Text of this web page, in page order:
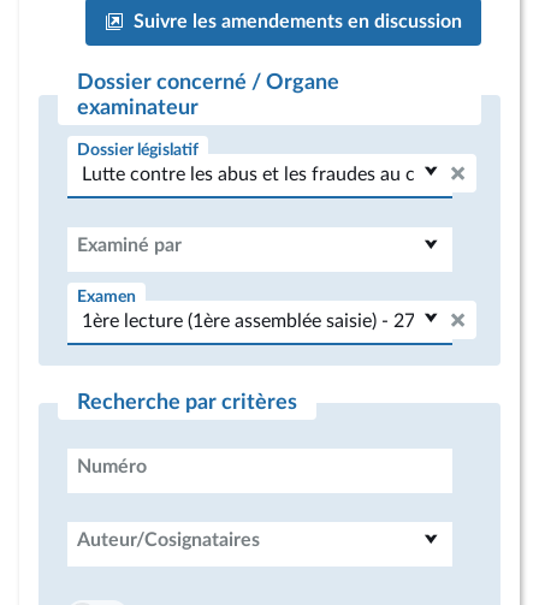
Suivre les amendements en discussion
Dossier concerné / Organe
examinateur
Dossier législatif
Examiné par
Examen
Recherche par critères
Numéro
Auteur/Cosignataires